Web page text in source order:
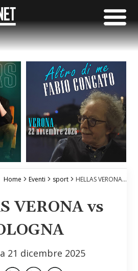
Home Eventi sport HELLAS VERONA vs BOLOGNA
VERONA vs
21 dicembre 2025